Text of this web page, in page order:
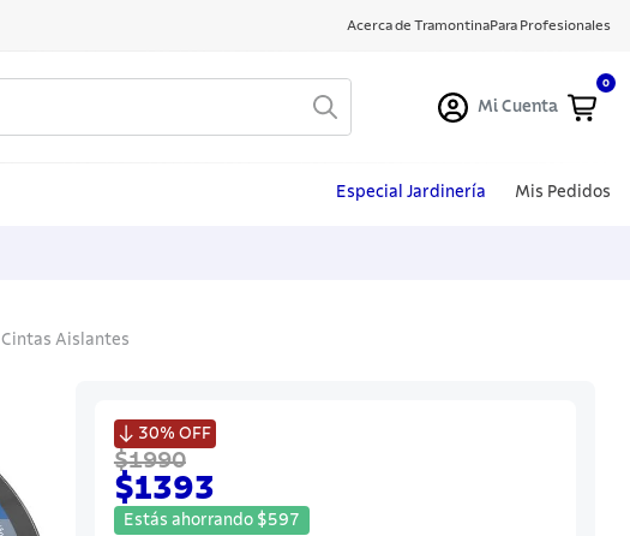
Acerca de TramontinaPara Profesionales
Mi Cuenta
0
Especial Jardinería Mis Pedidos
Cintas Aislantes
 30% OFF
$1990
$1393
Estás ahorrando $597